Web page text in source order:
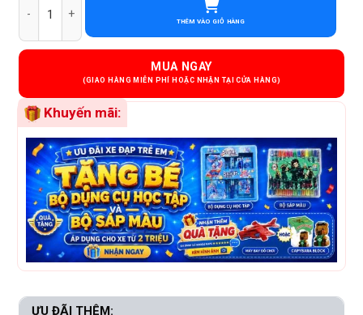
THÊM VÀO GIỎ HÀNG
MUA NGAY
Khuyến mãi:
ƯU ĐÃI THÊM: